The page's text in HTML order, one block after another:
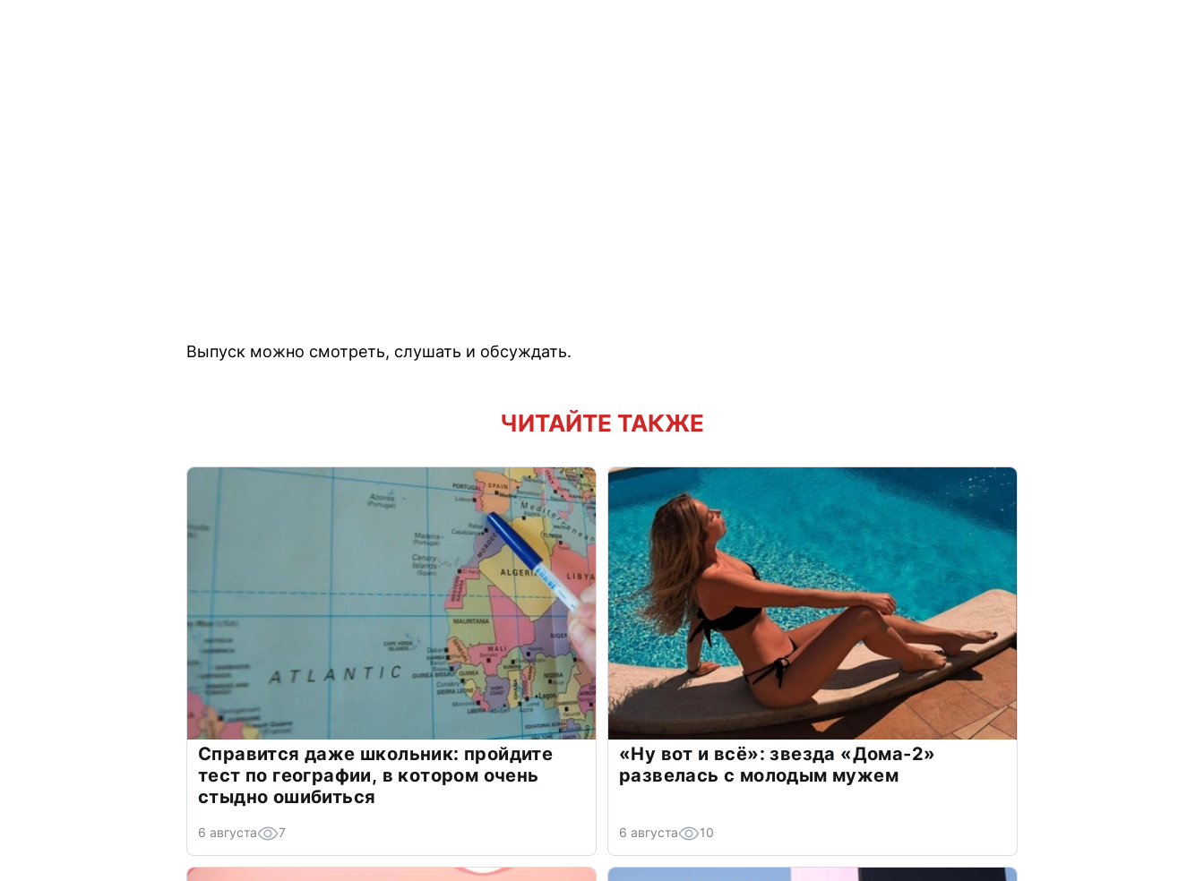
Выпуск можно смотреть, слушать и обсуждать.
ЧИТАЙТЕ ТАКЖЕ
Справится даже школьник: пройдите
тест по географии, в котором очень
стыдно ошибиться
6 августа 7
«Ну вот и всё»: звезда «Дома-2»
развелась с молодым мужем
6 августа 10